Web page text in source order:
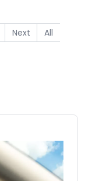
Next All